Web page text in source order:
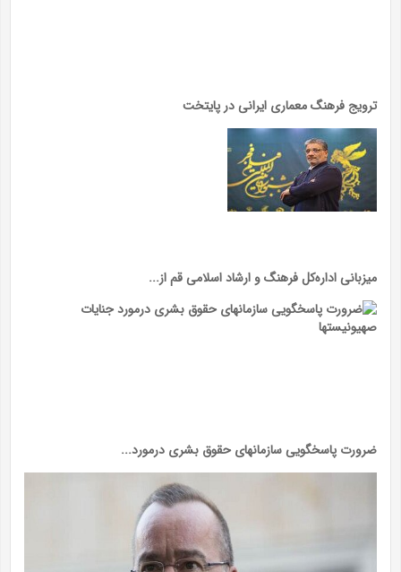
ترویج فرهنگ معماری ایرانی در پایتخت
میزبانی اداره‌کل فرهنگ و ارشاد اسلامی قم از...
ضرورت پاسخگویی سازمانهای حقوق بشری درمورد...